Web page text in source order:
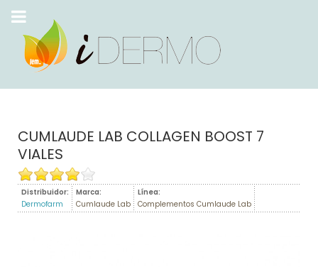
CUMLAUDE LAB COLLAGEN BOOST 7
VIALES
Distribuidor:
Dermofarm
Marca:
Cumlaude Lab
Línea:
Complementos Cumlaude Lab